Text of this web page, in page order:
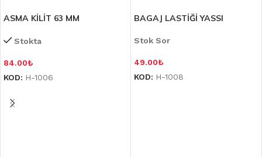
ASMA KİLİT 63 MM
Stokta
84.00₺
KOD: H-1006
BAGAJ LASTİĞİ YASSI
Stok Sor
49.00₺
KOD: H-1008